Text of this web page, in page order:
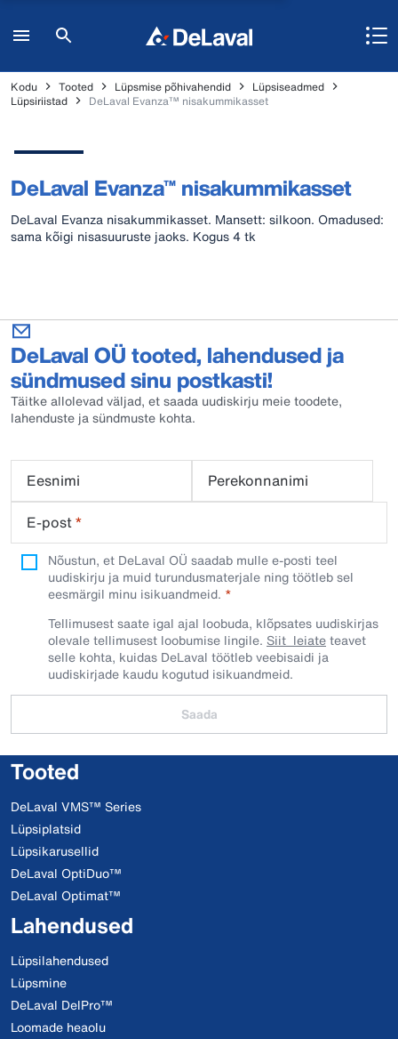
Kodu Tooted Lüpsmise põhivahendid
Lüpsiseadmed
Lüpsiriistad
DeLaval Evanza™ nisakummikasset
DeLaval Evanza™ nisakummikasset
DeLaval Evanza nisakummikasset. Mansett: silkoon. Omadused:
sama kõigi nisasuuruste jaoks. Kogus 4 tk
DeLaval OÜ tooted, lahendused ja
sündmused sinu postkasti!
Täitke allolevad väljad, et saada uudiskirju meie toodete,
lahenduste ja sündmuste kohta.
Eesnimi
Perekonnanimi
E-post*
Nõustun, et DeLaval OÜ saadab mulle e-posti teel
uudiskirju ja muid turundusmaterjale ning töötleb sel
eesmärgil minu isikuandmeid.​
Tellimusest saate igal ajal loobuda, klõpsates uudiskirjas
olevale tellimusest loobumise lingile. Siit leiateteavet
selle kohta, kuidas DeLaval töötleb veebisaidi ja
uudiskirjade kaudu kogutud isikuandmeid.
Saada
Tooted
DeLaval VMS™ Series
Lüpsiplatsid
Lüpsikarusellid
DeLaval OptiDuo™
DeLaval Optimat™
Lahendused
Lüpsilahendused
Lüpsmine
DeLaval DelPro™
Loomade heaolu